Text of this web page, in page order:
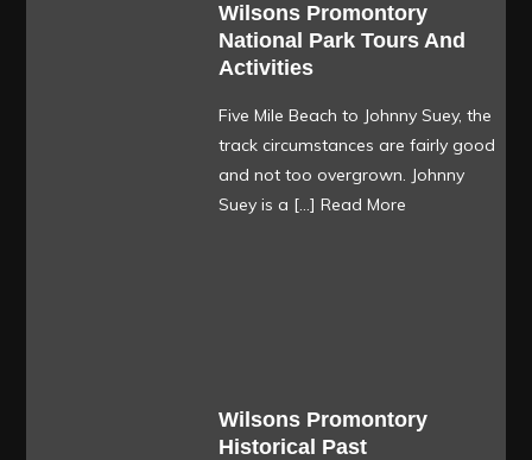
Wilsons Promontory
National Park Tours And
Activities
Five Mile Beach to Johnny Suey, the
track circumstances are fairly good
and not too overgrown. Johnny
Suey is a […] Read More
Wilsons Promontory
Historical Past